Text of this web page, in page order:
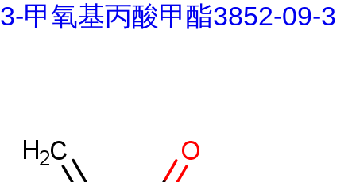
3-甲氧基丙酸甲酯3852-09-3